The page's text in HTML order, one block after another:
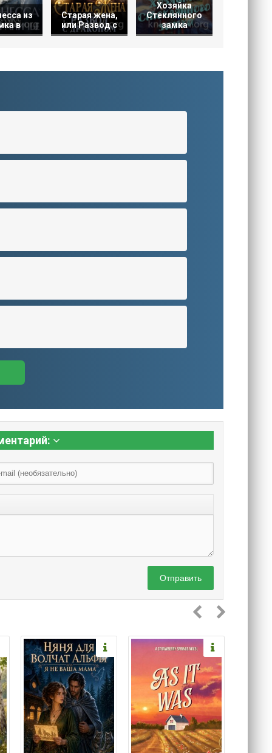
из
в
Старая жена,
или Развод с
Хозяйка
Стеклянного
замка
Отправить